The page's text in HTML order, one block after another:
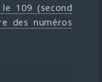
109 (second
des numéros